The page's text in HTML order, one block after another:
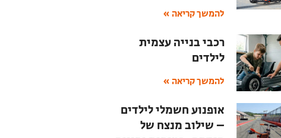
להמשך קריאה »
רכבי בנייה עצמית
לילדים
להמשך קריאה »
אופנוע חשמלי לילדים
– שילוב מנצח של